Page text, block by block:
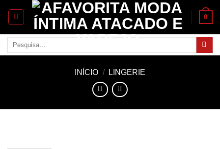
0
Pesquisar
INÍCIO / LINGERIE